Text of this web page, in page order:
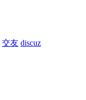
交友 discuz